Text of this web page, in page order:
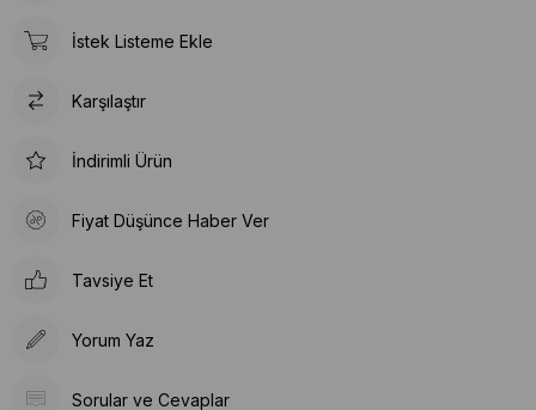
İstek Listeme Ekle
Karşılaştır
İndirimli Ürün
Fiyat Düşünce Haber Ver
Tavsiye Et
Yorum Yaz
Sorular ve Cevaplar